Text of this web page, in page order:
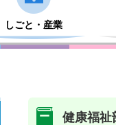
しごと・産業
健康福祉